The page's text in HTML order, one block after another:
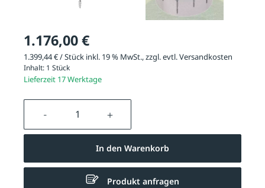
1.176,00 €
1.399,44 € / Stück inkl. 19 % MwSt., zzgl. evtl.Versandkosten
Inhalt: 1 Stück
Lieferzeit 17 Werktage
Produkt Anzahl: Gib den
In den Warenkorb
Produkt anfragen